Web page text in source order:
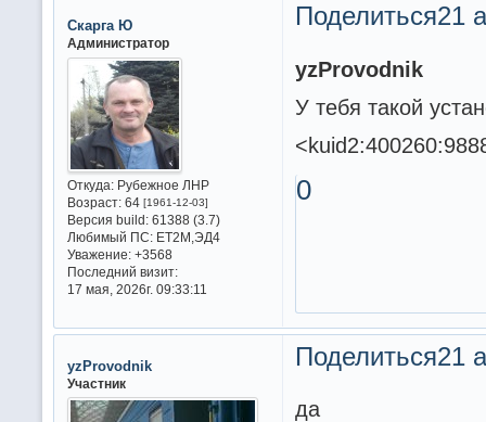
Поделиться21
Скарга Ю
Администратор
Откуда:Рубежное ЛНР
Возраст:64 [1961-12-03]
Версия build:61388 (3.7)
Любимый ПС:ET2M,ЭД4
Уважение: +3568
Последний визит:
17 мая, 2026г. 09:33:11
yzProvodnik
У тебя такой
0
Поделиться21
yzProvodnik
Участник
да